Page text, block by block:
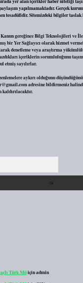
yapılmamaktadır. Gerçek
tesadüfidir. Sitemizdeki bilgiler
Kanun gereğince Bilgi Teknolojileri ve
bir Yer Sağlayıcı olarak hizmet
denetleme veya araştırma
içeriklerin sorumluluğunu
etmiş sayılırlar.
aykırı olduğunu
adresine bildirmeniz
Türk Müiçinadmin